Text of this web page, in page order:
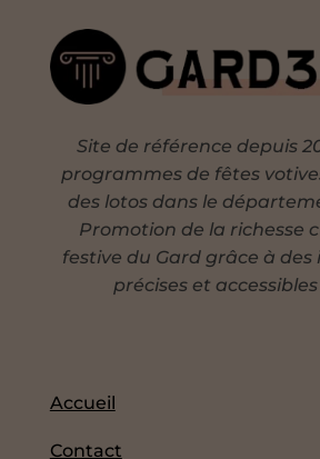
Site de référence depuis
programmes de fêtes
des lotos dans le
Promotion de la richesse
festive du Gard grâce à
précises et
Accueil
Contact